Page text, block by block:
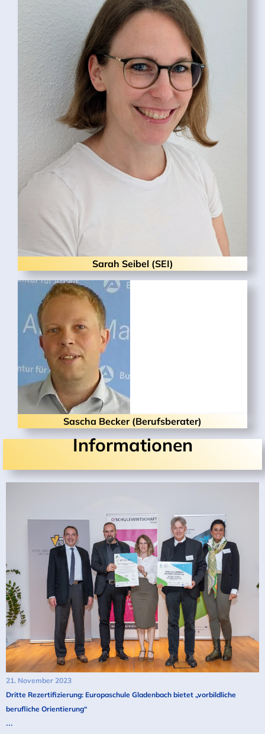
Sarah Seibel (SEI)
Sascha Becker (Berufsberater)
Informationen
21. November 2023
Dritte Rezertifizierung: Europaschule Gladenbach bietet „vorbildliche
berufliche Orientierung“
...